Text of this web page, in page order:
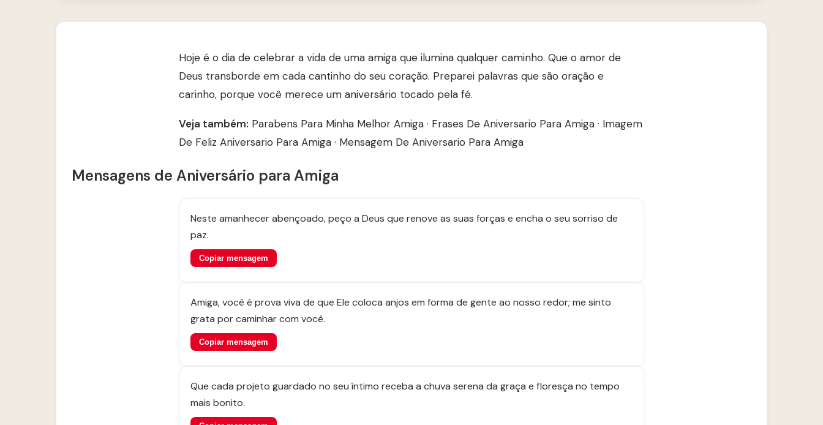
Hoje é o dia de celebrar a vida de uma amiga que ilumina qualquer caminho. Que o amor de
Deus transborde em cada cantinho do seu coração. Preparei palavras que são oração e
carinho, porque você merece um aniversário tocado pela fé.
Veja também: Parabens Para Minha Melhor Amiga · Frases De Aniversario Para Amiga · Imagem
De Feliz Aniversario Para Amiga · Mensagem De Aniversario Para Amiga
Mensagens de Aniversário para Amiga
Neste amanhecer abençoado, peço a Deus que renove as suas forças e encha o seu sorriso de
paz.
Copiar mensagem
Amiga, você é prova viva de que Ele coloca anjos em forma de gente ao nosso redor; me sinto
grata por caminhar com você.
Copiar mensagem
Que cada projeto guardado no seu íntimo receba a chuva serena da graça e floresça no tempo
mais bonito.